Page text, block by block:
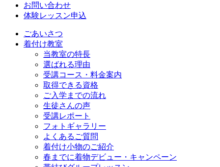
お問い合わせ
体験レッスン申込
ごあいさつ
着付け教室
当教室の特長
選ばれる理由
受講コース・料金案内
取得できる資格
ご入学までの流れ
生徒さんの声
受講レポート
フォトギャラリー
よくあるご質問
着付け小物のご紹介
春までに着物デビュー・キャンペーン